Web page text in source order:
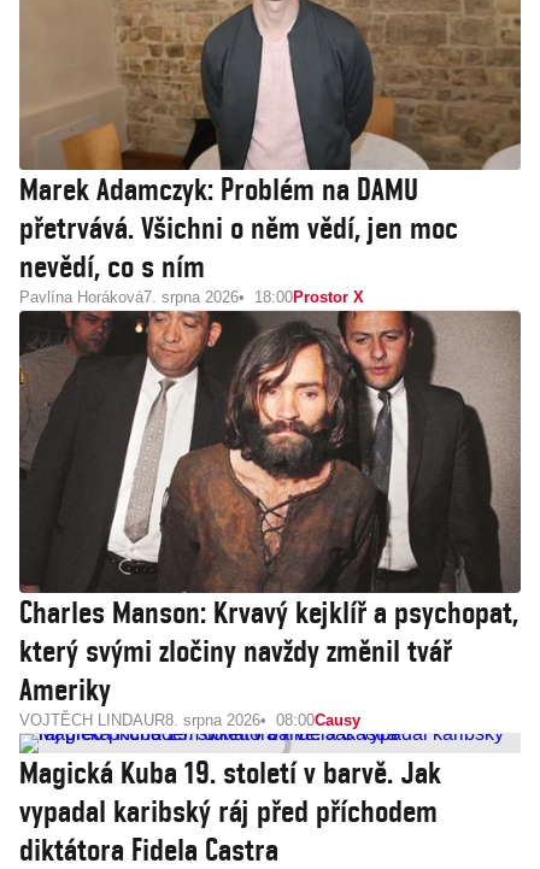
Marek Adamczyk: Problém na DAMU
přetrvává. Všichni o něm vědí, jen moc
nevědí, co s ním
Pavlína Horáková7. srpna 2026 18:00Prostor X
Charles Manson: Krvavý kejklíř a psychopat,
který svými zločiny navždy změnil tvář
Ameriky
VOJTĚCH LINDAUR8. srpna 2026 08:00Causy
Magická Kuba 19. století v barvě. Jak
vypadal karibský ráj před příchodem
diktátora Fidela Castra